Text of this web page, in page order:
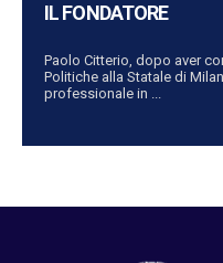
IL FONDATORE
Paolo Citterio, dopo aver
Politiche alla Statale di
professionale in ...